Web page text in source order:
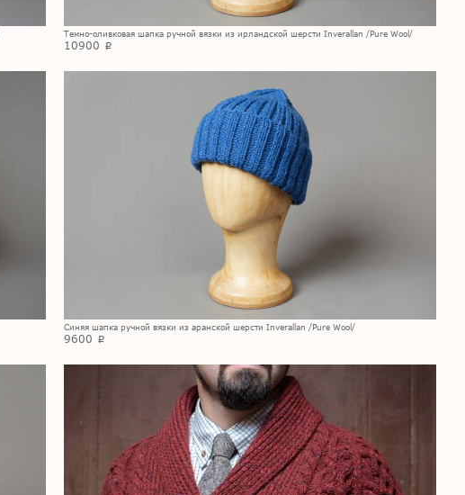
Темно-оливковая шапка ручной вязки из ирландской шерсти Inverallan /Pure Wool/
10900 p
Синяя шапка ручной вязки из аранской шерсти Inverallan /Pure Wool/
9600 p